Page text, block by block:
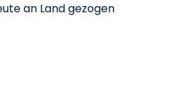
an Land gezogen